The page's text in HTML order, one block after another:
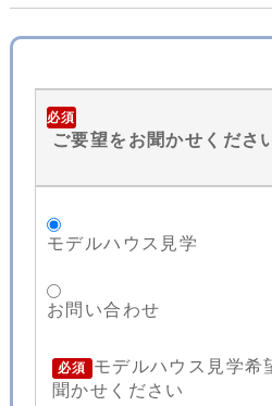
必須
ご要望をお聞かせくださ
モデルハウス見学
お問い合わせ
必須
モデルハウス見学希
聞かせください